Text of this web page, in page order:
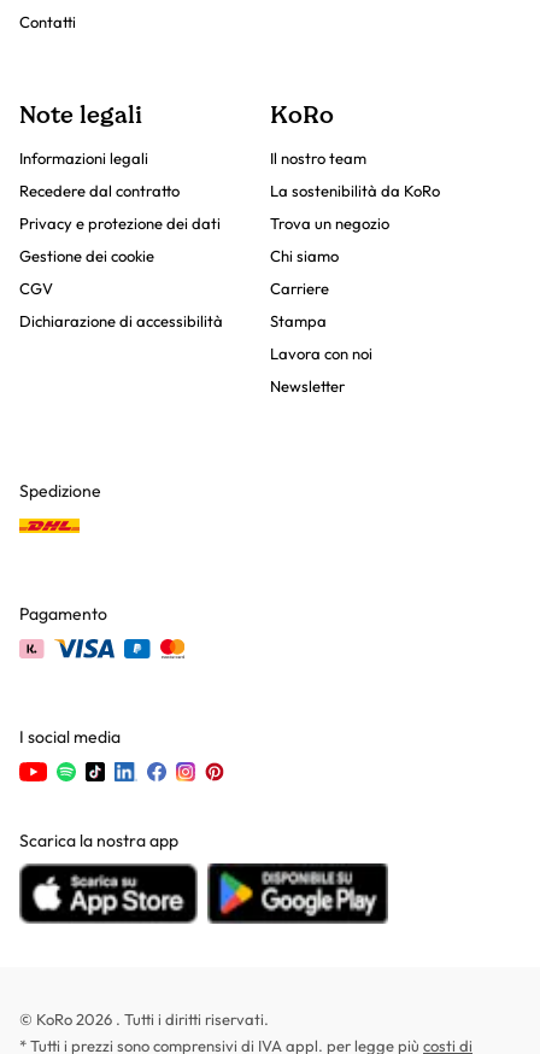
Contatti
Note legali
Informazioni legali
Recedere dal contratto
Privacy e protezione dei dati
Gestione dei cookie
CGV
Dichiarazione di accessibilità
KoRo
Il nostro team
La sostenibilità da KoRo
Trova un negozio
Chi siamo
Carriere
Stampa
Lavora con noi
Newsletter
Spedizione
Pagamento
I social media
Scarica la nostra app
© KoRo 2026 . Tutti i diritti riservati.
* Tutti i prezzi sono comprensivi di IVA appl. per legge più costi di